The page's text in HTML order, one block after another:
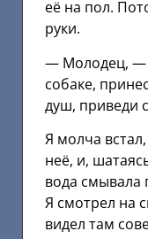
её на пол.
руки.
— Молодец, —
собаке,
душ, приведи
Я молча
неё, и,
вода смывала
Я смотрел на
видел там